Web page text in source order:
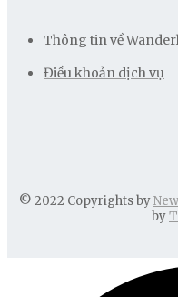
Thông tin về
Điều khoản dịch vụ
© 2022 Copyrights by
by